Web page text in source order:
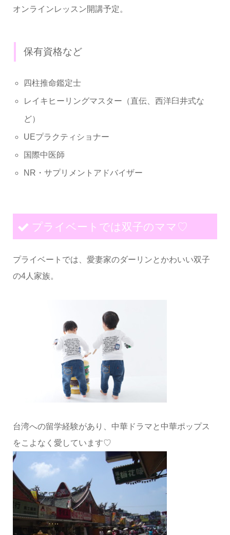
オンラインレッスン開講予定。
保有資格など
四柱推命鑑定士
レイキヒーリングマスター（直伝、西洋臼井式な
ど）
UEプラクティショナー
国際中医師
NR・サプリメントアドバイザー
プライベートでは双子のママ♡
プライベートでは、愛妻家のダーリンとかわいい双子
の4人家族。
台湾への留学経験があり、中華ドラマと中華ポップス
をこよなく愛しています♡